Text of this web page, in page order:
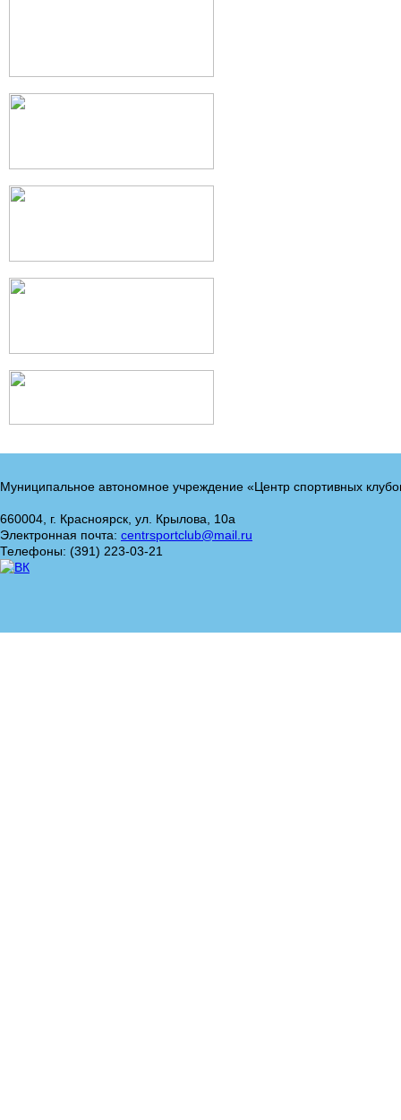
Муниципальное автономное учреждение «Центр спортивных
660004, г. Красноярск, ул. Крылова, 10а
Электронная почта: centrsportclub@mail.ru
Телефоны: (391) 223-03-21